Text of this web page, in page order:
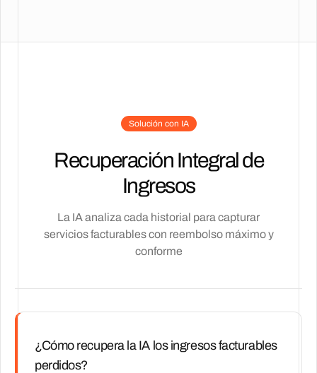
Solución con IA
Recuperación Integral de
Ingresos
La IA analiza cada historial para capturar
servicios facturables con reembolso máximo y
conforme
¿Cómo recupera la IA los ingresos facturables
perdidos?